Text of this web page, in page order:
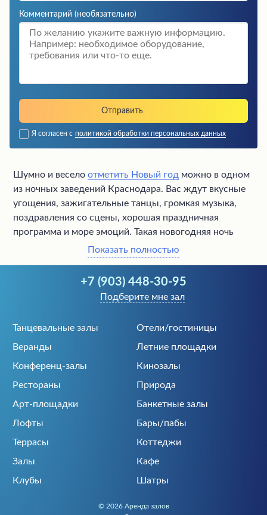
Комментарий (необязательно)
Я согласен с политикой обработки персональных данных
Показать полностью
Шумно и веселоотметить Новый год можно в одном
из ночных заведений Краснодара. Вас ждут вкусные
угощения, зажигательные танцы, громкая музыка,
поздравления со сцены, хорошая праздничная
программа и море эмоций. Такая новогодняя ночь
станет самой запоминающейся в вашей жизни.
Если не желаете сидеть за общим столом, то можно
снять отдельную кабинку компанией и выходить из
нее только потанцевать. Тогда вы легко создадите
📒Возможность бесплатного бронирования.
💲Актуальные цены в Краснодаре.
🔥Пополняемый каталог с удобной поисковой
💯Проверенные арендаторы.
🗺️Прямые контакты без переплаты
посредникам.
подходящий вариант. Получится быстро и недорого,
© 2026 Аренда залов
Танцевальные залы
Отели/гостиницы
Веранды
Летние площадки
Конференц-залы
Кинозалы
Рестораны
Природа
Арт-площадки
Банкетные залы
Лофты
Бары/пабы
Террасы
Коттеджи
Залы
Кафе
Клубы
Шатры
+7 (903) 448-30-95
Подберите мне зал